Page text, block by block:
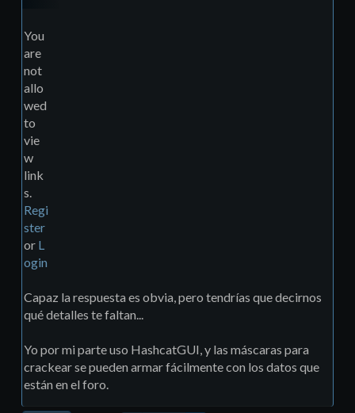
You
are
not
allo
wed
to
vie
w
link
s.
Regi
ster
or L
ogin
Capaz la respuesta es obvia, pero tendrías que decirnos
qué detalles te faltan...
Yo por mi parte uso HashcatGUI, y las máscaras para
crackear se pueden armar fácilmente con los datos que
están en el foro.